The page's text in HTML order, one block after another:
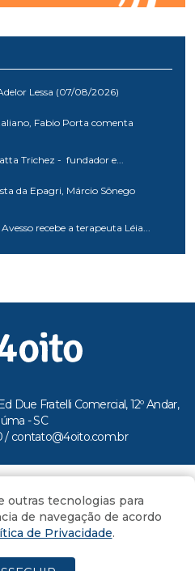
Lessa (07/08/2026)
Fabio Porta comenta
Trichez - fundador e...
da Epagri, Márcio Sônego
recebe a terapeuta Léia...
Due Fratelli Comercial, 12º Andar,
- SC
/ contato@4oito.com.br
ao Portal 4oito
outras tecnologias para
de navegação de acordo
de Privacidade.